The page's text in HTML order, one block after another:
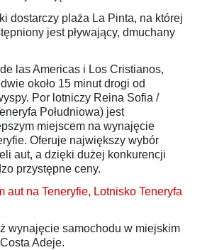
dostarczy plaża La Pinta, na której
jest pływający, dmuchany
las Americas i Los Cristianos,
około 15 minut drogi od
Por lotniczy Reina Sofia /
Południowa) jest
miejscem na wynajęcie
Oferuje największy wybór
aut, a dzięki dużej konkurencji
przystępne ceny.
aut na Teneryfie, Lotnisko Teneryfa
wynajęcie samochodu w miejskim
Adeje.